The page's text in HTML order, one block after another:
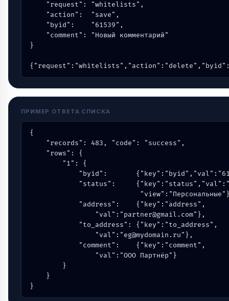
    "request": "whitelists",
    "action":  "save",
    "byid":    "61539",
    "comment": "Новый комментарий"
}
ПРИМЕР ОТВЕТА СПИСКА
{
    "records": 483, "code": "success",
    "rows": {
        "1": {
"byid":
"status":
            "address":    {"key":"address",
                "val":"partner@gmail.com"},
            "to_address": {"key":"to_address",
                "val":"eg@mydomain.ru"},
            "comment":    {"key":"comment",
                "val":"ООО Партнёр"}
        }
    }
}